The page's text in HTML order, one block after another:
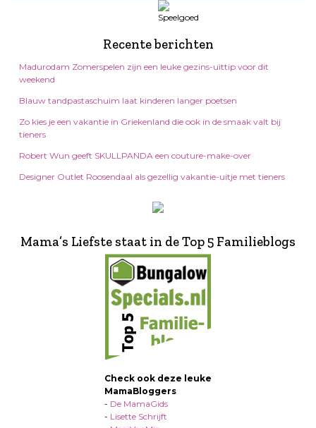
Recente berichten
Madurodam Zomerspelen zijn een leuke gezins-uittip voor dit
weekend
Blauw tandpastaschuim laat kinderen langer poetsen
Zo kies je een vakantie in Griekenland die ook in de smaak valt bij
tieners
Robert Wun geeft SKULLPANDA een couture-make-over
Designer Outlet Roosendaal als gezellig vakantie-uitje met tieners
Mama’s Liefste staat in de Top 5 Familieblogs
Check ook deze leuke
MamaBloggers
- De MamaGids
- Lisette Schrijft